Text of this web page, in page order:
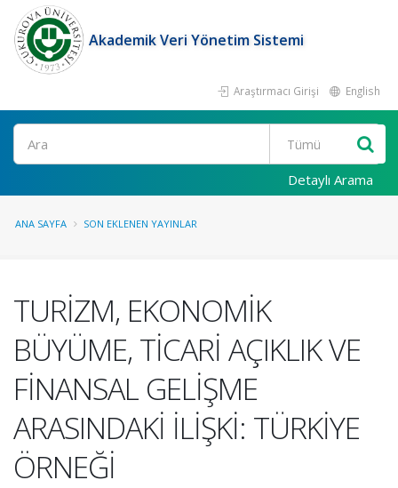
Akademik Veri Yönetim Sistemi
Araştırmacı Girişi English
Ara
Detaylı Arama
ANA SAYFA SON EKLENEN YAYINLAR
TURİZM, EKONOMİK
BÜYÜME, TİCARİ AÇIKLIK VE
FİNANSAL GELİŞME
ARASINDAKİ İLİŞKİ: TÜRKİYE
ÖRNEĞİ